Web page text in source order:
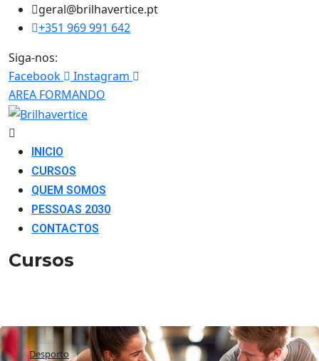
geral@brilhavertice.pt
+351 969 991 642
Siga-nos:
Facebook
Instagram
AREA FORMANDO
INICIO
CURSOS
QUEM SOMOS
PESSOAS 2030
CONTACTOS
Cursos
Desporto